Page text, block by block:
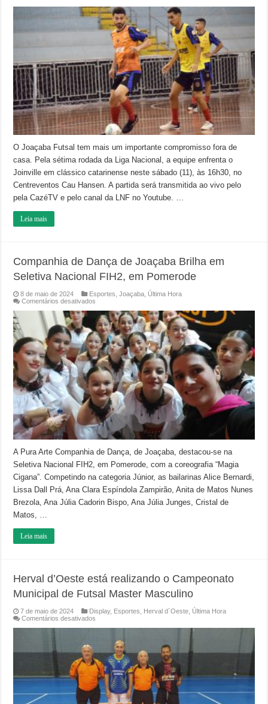
Futsal
enfrenta
o
Joinville
neste
sábado
LNF
O Joaçaba Futsal tem mais um importante compromisso fora de
casa. Pela sétima rodada da Liga Nacional, a equipe enfrenta o
Joinville em clássico catarinense neste sábado (11), às 16h30, no
Centreventos Cau Hansen. A partida será transmitida ao vivo pelo
pela CazéTV e pelo canal da LNF no Youtube. …
Leia mais
Companhia de Dança de Joaçaba Brilha em
Seletiva Nacional FIH2, em Pomerode
8 de maio de 2024 Esportes ,Joaçaba
Última Hora
Comentários desativados
de
Dança
de
Joaçaba
Brilha
em
Seletiva
Nacional
FIH2,
em
Pomerode
A Pura Arte Companhia de Dança, de Joaçaba, destacou-se na
Seletiva Nacional FIH2, em Pomerode, com a coreografia “Magia
Cigana”. Competindo na categoria Júnior, as bailarinas Alice Bernardi,
Lissa Dall Prá, Ana Clara Espíndola Zampirão, Anita de Matos Nunes
Brezola, Ana Júlia Cadorin Bispo, Ana Júlia Junges, Cristal de
Matos, …
Leia mais
Herval d’Oeste está realizando o Campeonato
Municipal de Futsal Master Masculino
7 de maio de 2024 Display, Esportes Herval d´Oeste Última Hora
Comentários desativados
realizando
o
Campeonato
Municipal
de
Futsal
Master
Masculino